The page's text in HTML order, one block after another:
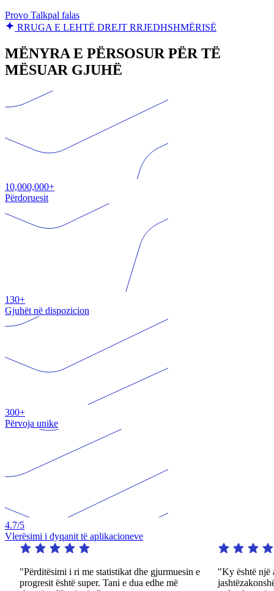
Provo Talkpal falas
RRUGA E LEHTË DREJT RRJEDHSHMËRISË
MËNYRA E PËRSOSUR PËR TË
MËSUAR GJUHË
10,000,000+
Përdoruesit
130+
Gjuhët në dispozicion
300+
Përvoja unike
4.7/5
Vlerësimi i dyqanit të aplikacioneve
"Përditësimi i ri me statistikat dhe gjurmuesin e
progresit është super. Tani e dua edhe më
"Ky është një